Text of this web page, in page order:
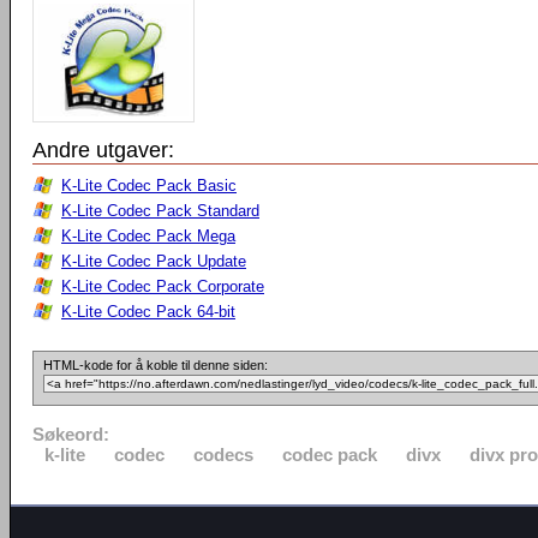
Andre utgaver:
K-Lite Codec Pack Basic
K-Lite Codec Pack Standard
K-Lite Codec Pack Mega
K-Lite Codec Pack Update
K-Lite Codec Pack Corporate
K-Lite Codec Pack 64-bit
HTML-kode for å koble til denne siden:
Søkeord:
k-lite
codec codecs codec pack divx divx pro